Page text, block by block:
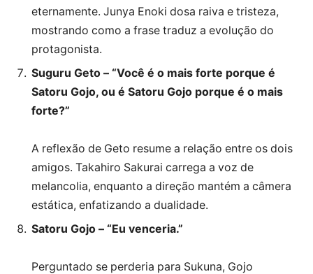
eternamente. Junya Enoki dosa raiva e tristeza,
mostrando como a frase traduz a evolução do
protagonista.
Suguru Geto – “Você é o mais forte porque é
Satoru Gojo, ou é Satoru Gojo porque é o mais
forte?”
A reflexão de Geto resume a relação entre os dois
amigos. Takahiro Sakurai carrega a voz de
melancolia, enquanto a direção mantém a câmera
estática, enfatizando a dualidade.
Satoru Gojo – “Eu venceria.”
Perguntado se perderia para Sukuna, Gojo